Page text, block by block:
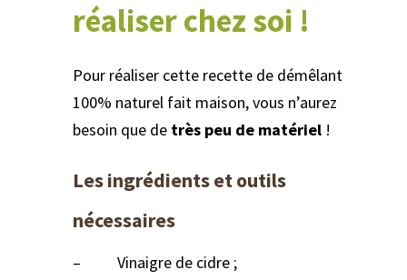
réaliser chez soi !
Pour réaliser cette recette de démêlant
100% naturel fait maison, vous n’aurez
besoin que de très peu de matériel !
Les ingrédients et outils
nécessaires
– Vinaigre de cidre ;